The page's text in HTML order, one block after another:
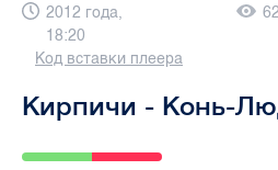
2012 года,
18:20
Код вставки плеера
Кирпичи - Конь-